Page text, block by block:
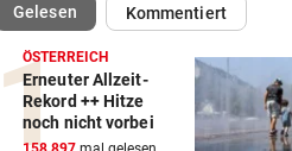
ERHÖHTE WERTE:
Der nächste Badesee muss
geschlossen werden
SCHWIMM-EM IN PARIS vor
Gelesen(ausgewählt)Kommentiert
ÖSTERREICH
Erneuter Allzeit-
Rekord ++ Hitze
noch nicht vorbei